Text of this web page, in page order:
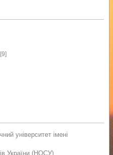
[9]
університет імені
України (НОСУ)